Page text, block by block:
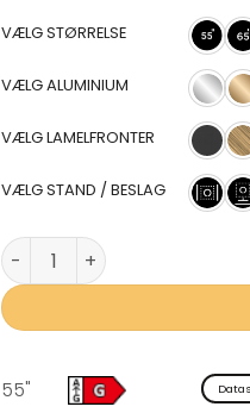
VÆLG STØRRELSE
VÆLG ALUMINIUM
VÆLG LAMELFRONTER
VÆLG STAND / BESLAG
Beosound Theatre med LG
55"